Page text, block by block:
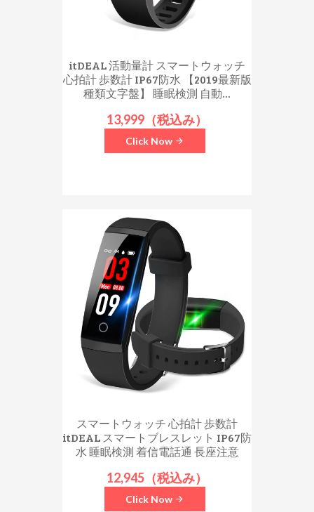
itDEAL 活動量計 スマートウォッチ
心拍計 歩数計 IP67防水 【2019最新版
種類文字盤】 睡眠検測 自動...
13,999（税込み）
Click Now
スマートウォッチ 心拍計 歩数計
itDEAL スマートブレスレット IP67防
水 睡眠検測 着信電話通 長座注意
12,945（税込み）
Click Now